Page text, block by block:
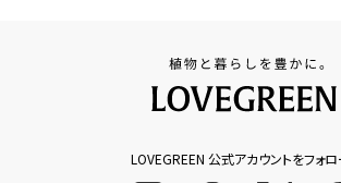
LOVEGREEN 公式アカウントをフォロ